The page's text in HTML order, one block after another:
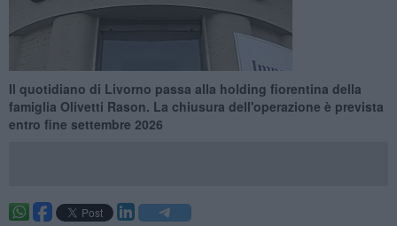
Il quotidiano di Livorno passa alla holding fiorentina della
famiglia Olivetti Rason. La chiusura dell'operazione è prevista
entro fine settembre 2026